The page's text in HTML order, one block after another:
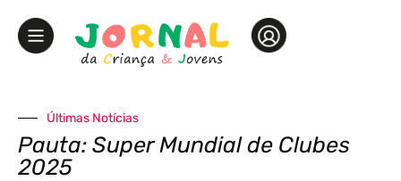
Últimas Notícias
Pauta: Super Mundial de Clubes
2025